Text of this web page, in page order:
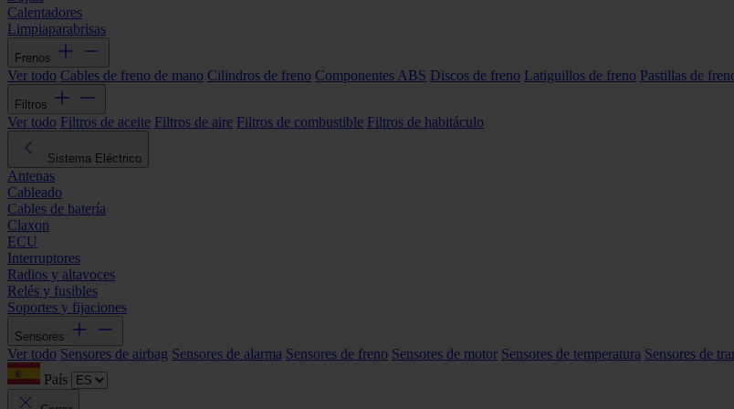
Calentadores
Limpiaparabrisas
Frenos
Ver todo Cables de freno de mano Cilindros de freno Componentes ABS Discos de freno Latiguillos de freno Pastillas de
Filtros
Ver todo Filtros de aceite Filtros de aire Filtros de combustible Filtros de habitáculo
Sistema Eléctrico
Antenas
Cableado
Cables de batería
Claxon
ECU
Interruptores
Radios y altavoces
Relés y fusibles
Soportes y fijaciones
Sensores
Ver todo Sensores de airbag Sensores de alarma Sensores de freno Sensores de motor Sensores de temperatura Sensores de
País